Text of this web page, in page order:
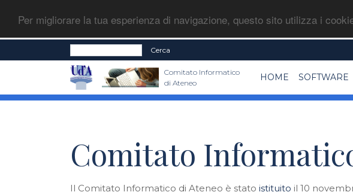
Per migliorare la tua esperienza di navigazione, questo sito utilizza i
Cerca
Comitato Informatico
di Ateneo
HOME SOFTWARE
Comitato
Il Comitato Informatico di Ateneo è stato istituito il 10